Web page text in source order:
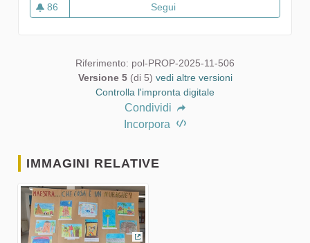
86
86 sostenitori
Segui
Riferimento: pol-PROP-2025-11-506
Versione 5(di 5) vedi altre versioni
Controlla l'impronta digitale
Condividi
Incorpora
IMMAGINI RELATIVE